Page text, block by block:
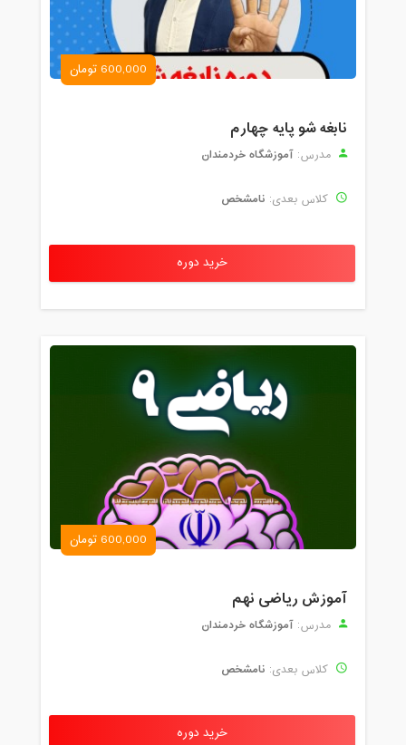
600,000 تومان
نابغه شو پایه چهارم
مدرس: آموزشگاه خردمندان
کلاس بعدی: نامشخص
خرید دوره
600,000 تومان
آموزش ریاضی نهم
مدرس: آموزشگاه خردمندان
کلاس بعدی: نامشخص
خرید دوره